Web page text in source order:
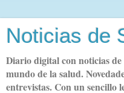
Noticias de
Diario digital con noticias
mundo de la salud.
entrevistas. Con un sencillo